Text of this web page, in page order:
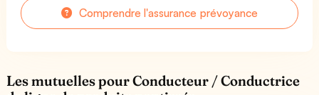
Comprendre l'assurance prévoyance
Les mutuelles pour Conducteur / Conductrice